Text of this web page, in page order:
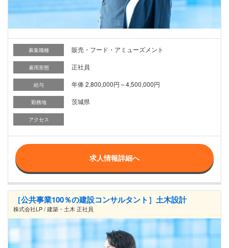
募集職種 販売・フード・アミューズメント
雇用形態 正社員
給与 年俸 2,800,000円～4,500,000円
勤務地 茨城県
アクセス
求人情報詳細へ
［公共事業100％の建設コンサルタント］土木設計
株式会社LP / 建築・土木 正社員